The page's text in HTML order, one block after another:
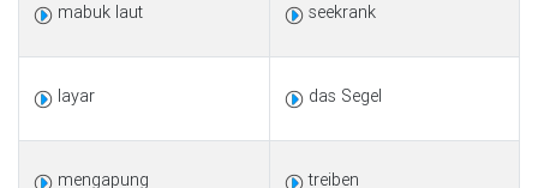
mabuk laut seekrank
layar das Segel
mengapung treiben